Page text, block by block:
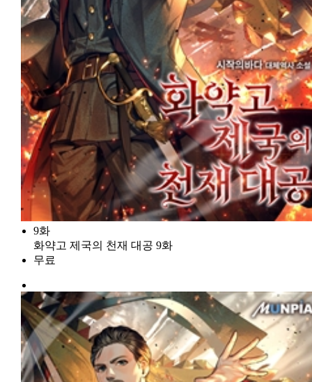
9화
화약고 제국의 천재 대공 9화
무료